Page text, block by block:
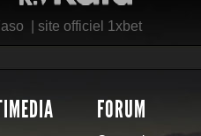
site officiel 1xbet
FORUM